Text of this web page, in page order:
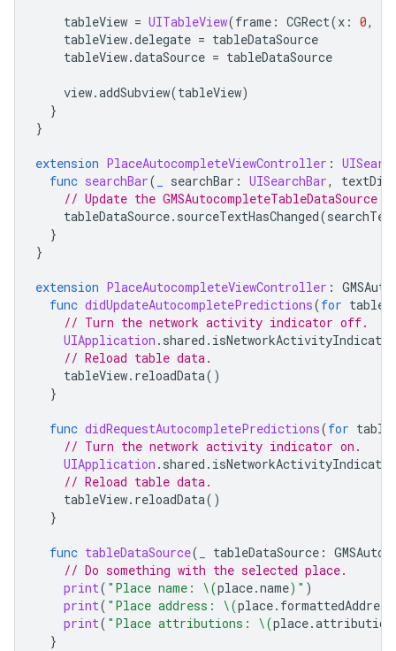
tableView = UITableView(frame : CGRect(x : 0,
tableView.delegate = tableDataSource
tableView.dataSource = tableDataSource
view.addSubview(tableView)
}
}
extension PlaceAutocompleteViewController :
func searchBar( searchBar : UISearchBar,
// Update the
tableDataSource. sourceTextHasChanged(
}
}
extension PlaceAutocompleteViewController :
func didUpdateAutocompletePredictions(for
// Turn the network activity indicator off.
UIApplication . shared .
// Reload table data.
tableView. reloadData()
}
func didRequestAutocompletePredictions(for
// Turn the network activity indicator on.
UIApplication . shared .
// Reload table data.
tableView. reloadData()
}
func tableDataSource( tableDataSource :
// Do something with the selected place.
print( "Place name: \(place.name) " )
print( "Place address: \(place. formattedAddress
print( "Place attributions: \(place.
}